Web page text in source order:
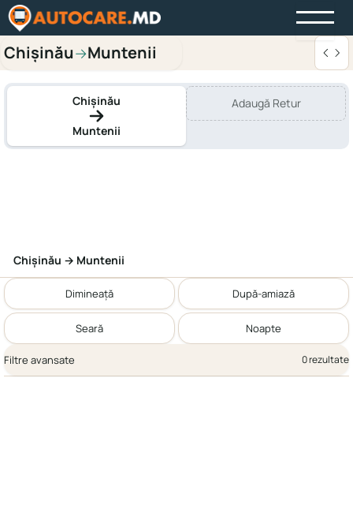
Chișinău→Muntenii
Chișinău
Muntenii
Adaugă Retur
Chișinău → Muntenii
Dimineață După-amiază
Seară Noapte
Filtre avansate 0 rezultate